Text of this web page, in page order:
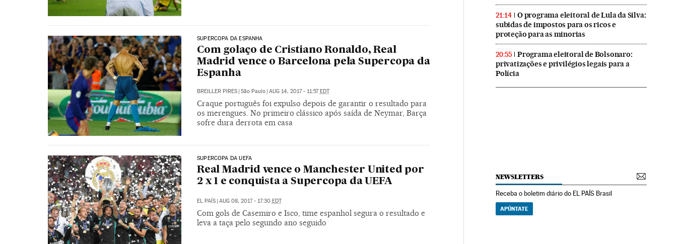
SUPERCOPA DA ESPANHA
Com golaço de Cristiano Ronaldo, Real
Madrid vence o Barcelona pela Supercopa da
Espanha
BREILLER PIRES São Paulo AUG 14, 2017 - 11:57 EDT
Craque português foi expulso depois de garantir o resultado para
os merengues. No primeiro clássico após saída de Neymar, Barça
sofre dura derrota em casa
SUPERCOPA DA UEFA
Real Madrid vence o Manchester United por
2 x 1 e conquista a Supercopa da UEFA
EL PAÍS | AUG 08, 2017 - 17:30 EDT
Com gols de Casemiro e Isco, time espanhol segura o resultado e
leva a taça pelo segundo ano seguido
21:14
O programa eleitoral de Lula da Silva:
subidas de impostos para os ricos e
proteção para as minorias
20:55
Programa eleitoral de Bolsonaro:
privatizações e privilégios legais para a
Polícia
NEWSLETTERS
Receba o boletim diário do EL PAÍS Brasil
APÚNTATE